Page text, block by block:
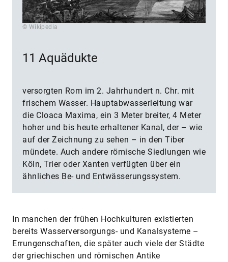
© Wikipedia
11 Aquädukte
versorgten Rom im 2. Jahrhundert n. Chr. mit
frischem Wasser. Hauptabwasserleitung war
die Cloaca Maxima, ein 3 Meter breiter, 4 Meter
hoher und bis heute erhaltener Kanal, der – wie
auf der Zeichnung zu sehen – in den Tiber
mündete. Auch andere römische Siedlungen wie
Köln, Trier oder Xanten verfügten über ein
ähnliches Be- und Entwässerungssystem.
In manchen der frühen Hochkulturen existierten
bereits Wasserversorgungs- und Kanalsysteme –
Errungenschaften, die später auch viele der Städte
der griechischen und römischen Antike